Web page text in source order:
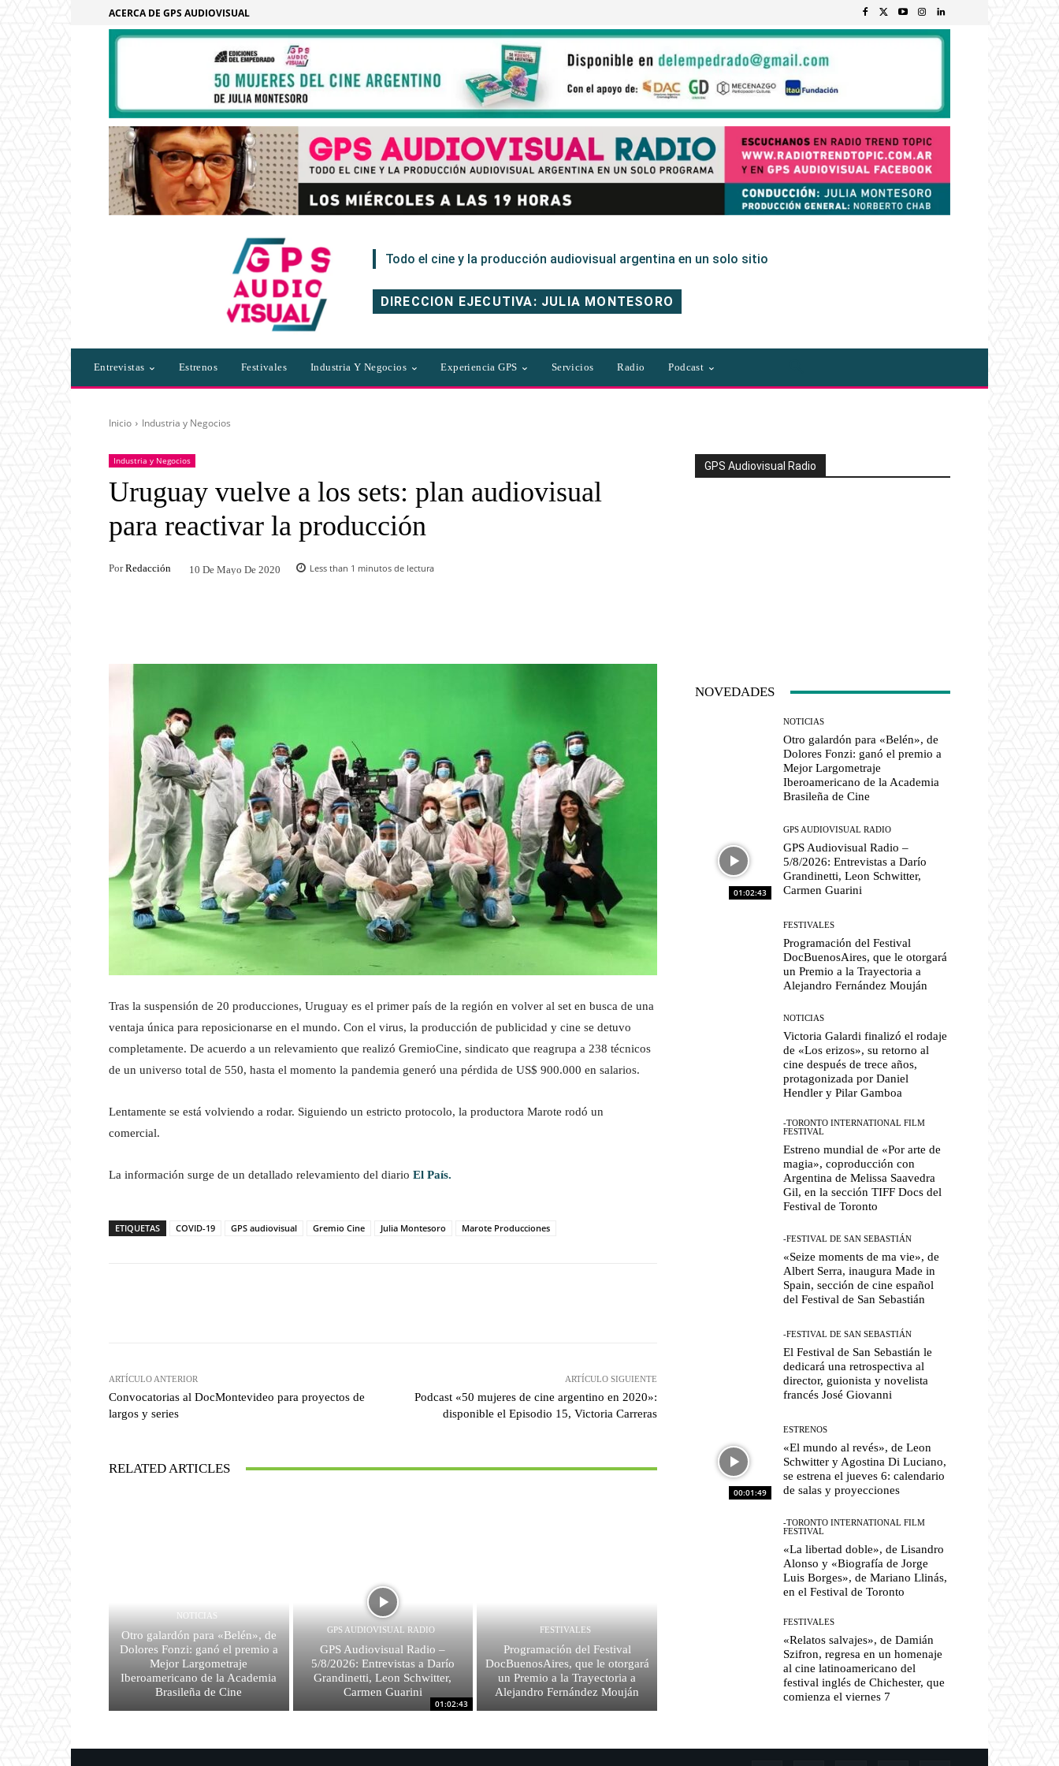
ACERCA DE GPS AUDIOVISUAL
Todo el cine y la producción audiovisual argentina en un solo sitio
DIRECCION EJECUTIVA: JULIA MONTESORO
Entrevistas Estrenos Festivales Industria Y Negocios Experiencia GPS Servicios Radio Podcast
Inicio Industria y Negocios
Industria y Negocios
Uruguay vuelve a los sets: plan audiovisual
para reactivar la producción
Por Redacción 10 De Mayo De 2020 Less than 1 minutos de lectura
Tras la suspensión de 20 producciones, Uruguay es el primer país de la región en volver al set en busca de una
ventaja única para reposicionarse en el mundo. Con el virus, la producción de publicidad y cine se detuvo
completamente. De acuerdo a un relevamiento que realizó GremioCine, sindicato que reagrupa a 238 técnicos
de un universo total de 550, hasta el momento la pandemia generó una pérdida de US$ 900.000 en salarios.
Lentamente se está volviendo a rodar. Siguiendo un estricto protocolo, la productora Marote rodó un
comercial.
La información surge de un detallado relevamiento del diario El País.
ETIQUETAS COVID-19 GPS audiovisual Gremio Cine Julia Montesoro Marote Producciones
ARTÍCULO ANTERIOR
Convocatorias al DocMontevideo para proyectos de
largos y series
ARTÍCULO SIGUIENTE
Podcast «50 mujeres de cine argentino en 2020»:
disponible el Episodio 15, Victoria Carreras
RELATED ARTICLES
NOTICIAS
Otro galardón para «Belén», de
Dolores Fonzi: ganó el premio a
Mejor Largometraje
Iberoamericano de la Academia
Brasileña de Cine
01:02:43
GPS AUDIOVISUAL RADIO
GPS Audiovisual Radio –
5/8/2026: Entrevistas a Darío
Grandinetti, Leon Schwitter,
Carmen Guarini
FESTIVALES
Programación del Festival
DocBuenosAires, que le otorgará
un Premio a la Trayectoria a
Alejandro Fernández Mouján
GPS Audiovisual Radio
NOVEDADES
NOTICIAS
Otro galardón para «Belén», de
Dolores Fonzi: ganó el premio a
Mejor Largometraje
Iberoamericano de la Academia
Brasileña de Cine
01:02:43
GPS AUDIOVISUAL RADIO
GPS Audiovisual Radio –
5/8/2026: Entrevistas a Darío
Grandinetti, Leon Schwitter,
Carmen Guarini
FESTIVALES
Programación del Festival
DocBuenosAires, que le otorgará
un Premio a la Trayectoria a
Alejandro Fernández Mouján
NOTICIAS
Victoria Galardi finalizó el rodaje
de «Los erizos», su retorno al
cine después de trece años,
protagonizada por Daniel
Hendler y Pilar Gamboa
-TORONTO INTERNATIONAL FILM
FESTIVAL
Estreno mundial de «Por arte de
magia», coproducción con
Argentina de Melissa Saavedra
Gil, en la sección TIFF Docs del
Festival de Toronto
-FESTIVAL DE SAN SEBASTIÁN
«Seize moments de ma vie», de
Albert Serra, inaugura Made in
Spain, sección de cine español
del Festival de San Sebastián
-FESTIVAL DE SAN SEBASTIÁN
El Festival de San Sebastián le
dedicará una retrospectiva al
director, guionista y novelista
francés José Giovanni
00:01:49
ESTRENOS
«El mundo al revés», de Leon
Schwitter y Agostina Di Luciano,
se estrena el jueves 6: calendario
de salas y proyecciones
-TORONTO INTERNATIONAL FILM
FESTIVAL
«La libertad doble», de Lisandro
Alonso y «Biografía de Jorge
Luis Borges», de Mariano Llinás,
en el Festival de Toronto
FESTIVALES
«Relatos salvajes», de Damián
Szifron, regresa en un homenaje
al cine latinoamericano del
festival inglés de Chichester, que
comienza el viernes 7